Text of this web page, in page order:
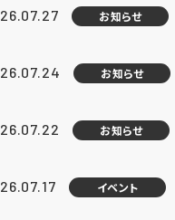
26.07.27 お知らせ
26.07.24 お知らせ
26.07.22 お知らせ
26.07.17 イベント